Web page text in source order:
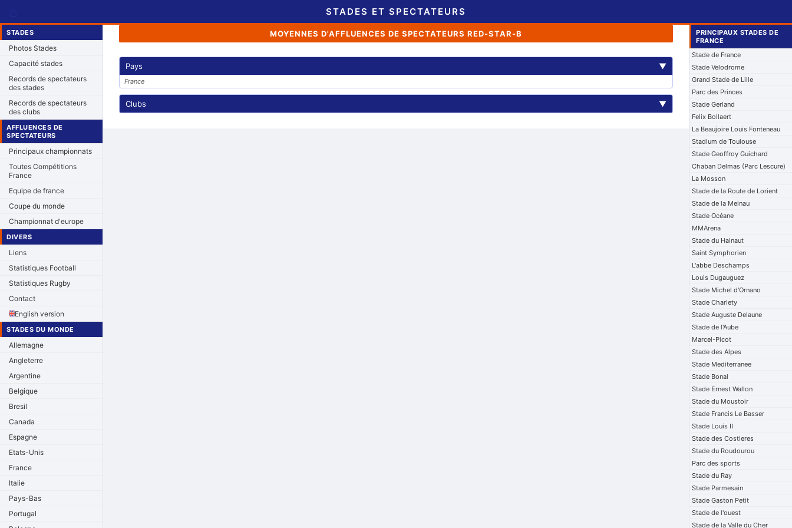
STADES ET SPECTATEURS
STADES
Photos Stades
Capacité stades
Records de spectateurs
des stades
Records de spectateurs
des clubs
AFFLUENCES DE
SPECTATEURS
Principaux championnats
Toutes Compétitions
France
Equipe de france
Coupe du monde
Championnat d'europe
DIVERS
Liens
Statistiques Football
Statistiques Rugby
Contact
English version
STADES DU MONDE
Allemagne
Angleterre
Argentine
Belgique
Bresil
Canada
Espagne
Etats-Unis
France
Italie
Pays-Bas
Portugal
MOYENNES D'AFFLUENCES DE SPECTATEURS RED-STAR-B
Pays ▼
France
Clubs ▼
PRINCIPAUX STADES DE
FRANCE
Stade de France
Stade Velodrome
Grand Stade de Lille
Parc des Princes
Stade Gerland
Felix Bollaert
La Beaujoire Louis Fonteneau
Stadium de Toulouse
Stade Geoffroy Guichard
Chaban Delmas (Parc Lescure)
La Mosson
Stade de la Route de Lorient
Stade de la Meinau
Stade Océane
MMArena
Stade du Hainaut
Saint Symphorien
L'abbe Deschamps
Louis Dugauguez
Stade Michel d'Ornano
Stade Charlety
Stade Auguste Delaune
Stade de l'Aube
Marcel-Picot
Stade des Alpes
Stade Mediterranee
Stade Bonal
Stade Ernest Wallon
Stade du Moustoir
Stade Francis Le Basser
Stade Louis II
Stade des Costieres
Stade du Roudourou
Parc des sports
Stade du Ray
Stade Parmesain
Stade Gaston Petit
Stade de l'ouest
Stade de la Valle du Cher